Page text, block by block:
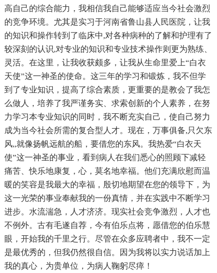
高自己的综合能力，我相信我自己能够适应当今社会激烈
的竞争环境。尤其是实习于河南省鲁山县人民医院，让我
的知识和操作转到了临床中,对各种病种的了解和护理有了
较深刻的认识,对专业的知识和专业技术操作则更为熟练、
灵活。在这里，让我收获颇多，让我从生命里爱上“白衣
天使”这一神圣的使命。这三年的学习和锻炼，我不但学
到了专业知识，提高了综合素质，更重要的是教会了我怎
么做人，培养了我严谨务实、求索创新的个人素养，在努
力学习本专业知识的同时，我不断充实自己，使自己努力
成为当今社会所需的复合型人才。现在，万事俱备,只欠东
风,,就像扬帆远航的船，要借您的东风。我热爱“白衣天
使”这一神圣的事业，看到病人在我们悉心的照顾下减轻
痛苦、快乐地康复，心，莫名地幸福。他们充满欣慰而温
暖的笑容是我最大的幸福，殷切地期望在您的领导下，为
这一光荣的事业奉献我的一份真情，并在实践中不断学习
进步。水流湍急，人才济济。现实社会竞争激烈，人才也
不例外。古有毛遂自荐，今有伯乐点将，愿借您的伯乐慧
眼，开始我的千里之行。尽管在众多应聘者中，我不一定
是最优秀的，但我仍然很自信。因为我将以实力说话加上
我的真心，为贵单位，为病人鞠躬尽瘁！